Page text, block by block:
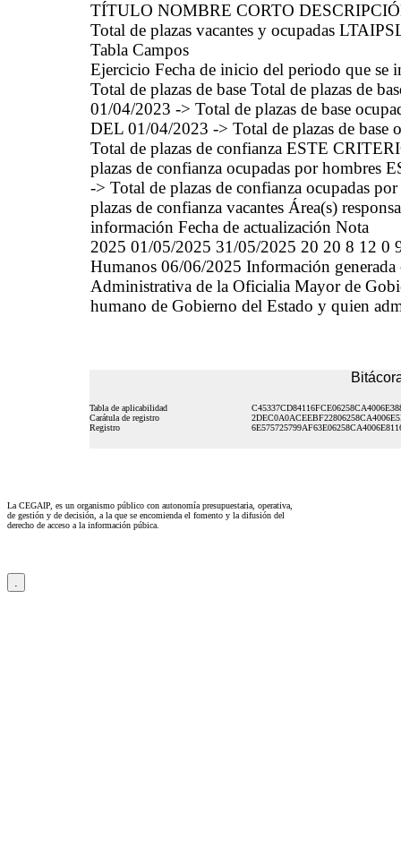
TÍTULO NOMBRE CORTO
Total de plazas vacantes y ocupadas
Tabla Campos
Ejercicio Fecha de inicio del periodo que se
Total de plazas de base Total de plazas de
01/04/2023 -> Total de plazas de base
DEL 01/04/2023 -> Total de plazas de base
Total de plazas de confianza ESTE
plazas de confianza ocupadas por
-> Total de plazas de confianza ocupadas
plazas de confianza vacantes Área(s)
información Fecha de actualización Nota
2025 01/05/2025 31/05/2025 20 20 8 12 0
Humanos 06/06/2025 Información
Administrativa de la Oficialia Mayor de
humano de Gobierno del Estado y quien
Tabla de aplicabilidad
Carátula de registro
Registro
La CEGAIP, es un organismo público con autonomía presupuestaria, operativa,
de gestión y de decisión, a la que se encomienda el fomento y la difusión del
derecho de acceso a la información púbica.